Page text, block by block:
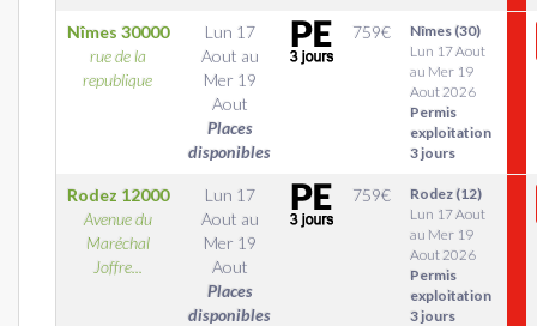
Nîmes 30000
rue de la
republique
Lun 17
Aout au
Mer 19
Aout
Places
disponibles
759€
Nîmes (30)
Lun 17 Aout
au Mer 19
Aout 2026
Permis
exploitation
3 jours
Rodez 12000
Avenue du
Maréchal
Joffre...
Lun 17
Aout au
Mer 19
Aout
Places
disponibles
759€
Rodez (12)
Lun 17 Aout
au Mer 19
Aout 2026
Permis
exploitation
3 jours